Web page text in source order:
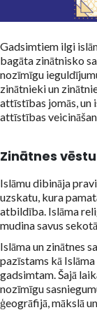
Gadsimtiem ilgi
bagāta zinātnisko
nozīmīgu
zinātnieki un
attīstības jomās, un
attīstības
Zinātnes
Islāmu dibināja
uzskatu, kura
atbildība. Islāma
mudina savus
Islāma un zinātnes
pazīstams kā
gadsimtam. Šajā
nozīmīgu
ģeogrāfijā, mākslā